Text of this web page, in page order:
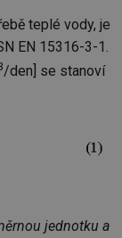
teplé vody, je
EN 15316-3-1.
/den] se stanoví
jednotku a